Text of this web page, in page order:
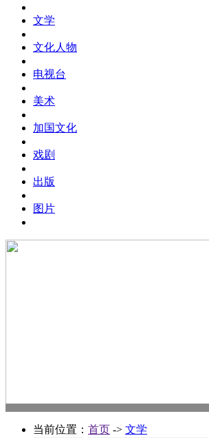
文学
文化人物
电视台
美术
加国文化
戏剧
出版
图片
当前位置： 首页 -> 文学